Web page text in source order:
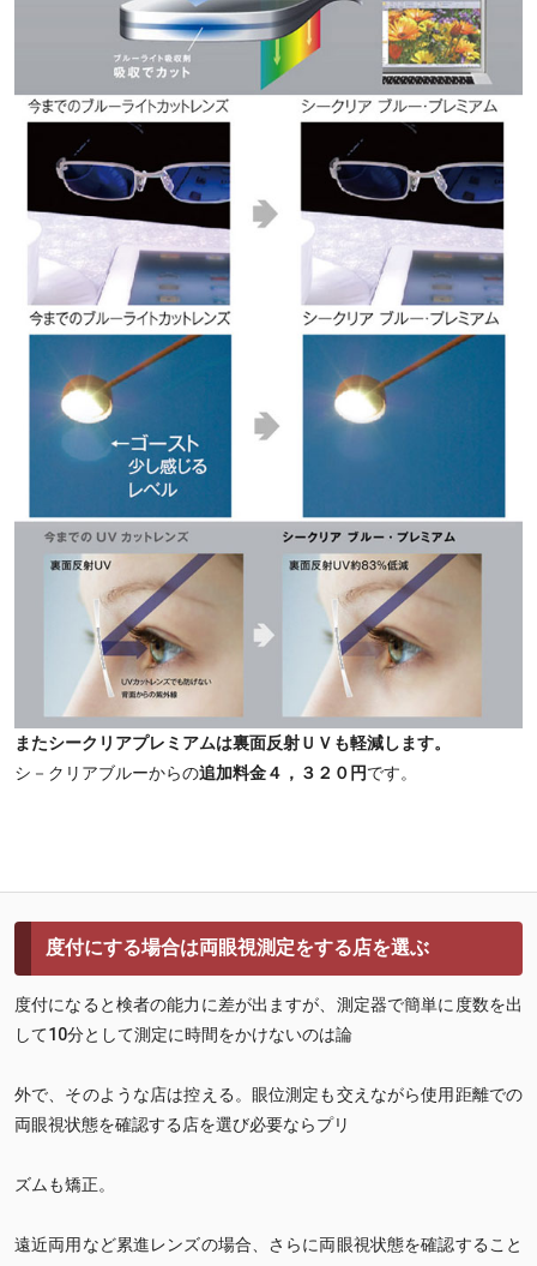
またシークリアプレミアムは裏面反射ＵＶも軽減します。
シ－クリアブルーからの追加料金４，３２０円です。
度付にする場合は両眼視測定をする店を選ぶ
度付になると検者の能力に差が出ますが、測定器で簡単に度数を出
して10分として測定に時間をかけないのは論
外で、そのような店は控える。眼位測定も交えながら使用距離での
両眼視状態を確認する店を選び必要ならプリ
ズムも矯正。
遠近両用など累進レンズの場合、さらに両眼視状態を確認すること